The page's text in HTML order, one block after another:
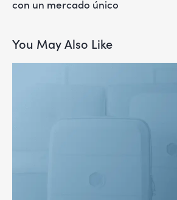
con un mercado único
You May Also Like